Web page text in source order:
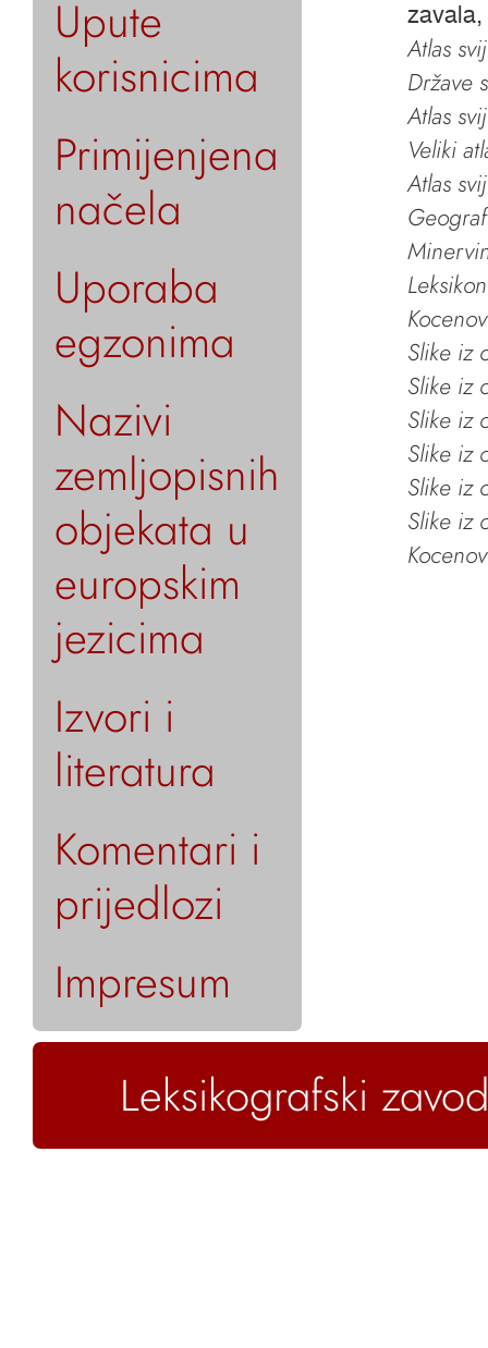
Upute
korisnicima
Primijenjena
načela
Uporaba
egzonima
Nazivi
zemljopisnih
objekata u
europskim
jezicima
Izvori i
literatura
Komentari i
prijedlozi
Impresum
Atlas
Države
Atlas
Veliki
Atlas
Slike iz
Slike iz
Slike iz
Slike iz
Slike iz
Slike iz
Leksikografski